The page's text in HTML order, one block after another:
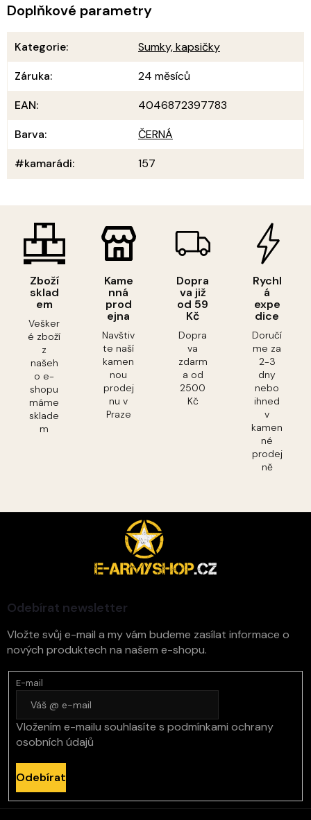
Zboží
sklad
em
Vešker
é zboží
z
našeh
o e-
shopu
máme
sklade
m
Kame
nná
prod
ejna
Navštiv
te naší
kamen
nou
prodej
nu v
Praze
Dopra
va již
od 59
Kč
Dopra
va
zdarm
a od
2500
Kč
Rychl
á
expe
dice
Doručí
me za
2-3
dny
nebo
ihned
v
kamen
né
prodej
ně
Doplňkové parametry
Kategorie:
Sumky, kapsičky
Záruka:
24 měsíců
EAN:
4046872397783
Barva:
ČERNÁ
#kamarádi: 157
Odebírat newsletter
Vložte svůj e-mail a my vám budeme zasílat informace o
nových produktech na našem e-shopu.
E-mail
Vložením e-mailu souhlasíte s podmínkami ochrany
osobních údajů
Odebírat